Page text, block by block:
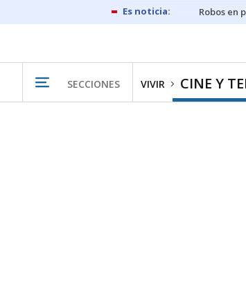
Robos en
SECCIONES VIVIR CINE Y